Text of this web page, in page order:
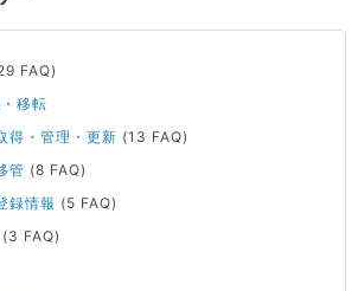
FAQ)
移転
得・管理・更新 (13 FAQ)
管 (8 FAQ)
録情報 (5 FAQ)
(3 FAQ)